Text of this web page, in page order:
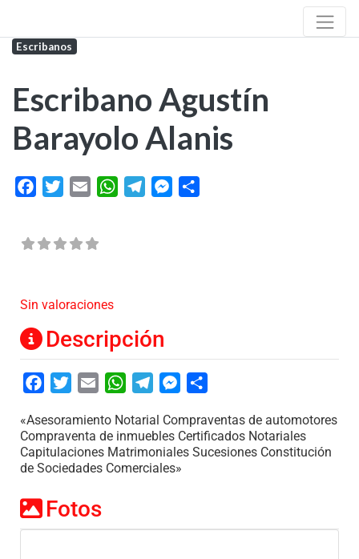
Escribanos
Escribano Agustín
Barayolo Alanis
FacebookTwitterEmail WhatsAppTelegramMessenger
Sin valoraciones
Descripción
FacebookTwitterEmail WhatsAppTelegramMessenger
«Asesoramiento Notarial Compraventas de automotores
Compraventa de inmuebles Certificados Notariales
Capitulaciones Matrimoniales Sucesiones Constitución
de Sociedades Comerciales»
Fotos